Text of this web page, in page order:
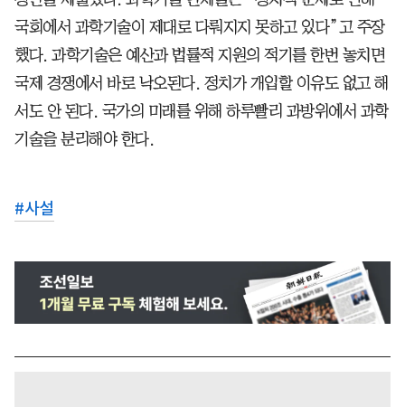
국회에서 과학기술이 제대로 다뤄지지 못하고 있다”고 주장
했다. 과학기술은 예산과 법률적 지원의 적기를 한번 놓치면
국제 경쟁에서 바로 낙오된다. 정치가 개입할 이유도 없고 해
서도 안 된다. 국가의 미래를 위해 하루빨리 과방위에서 과학
기술을 분리해야 한다.
#사설